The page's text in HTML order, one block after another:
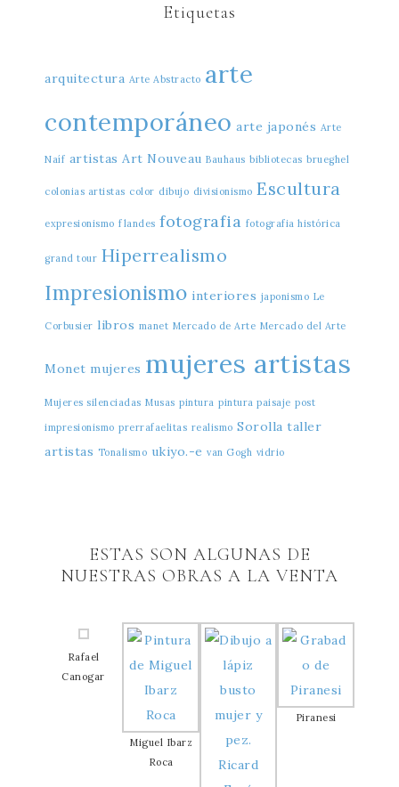
Etiquetas
arquitectura Arte Abstracto arte
contemporáneo arte japonés Arte
Naíf artistas Art Nouveau Bauhaus bibliotecas brueghel
colonias artistas color dibujo divisionismo Escultura
expresionismo flandes fotografia fotografia histórica
grand tour Hiperrealismo
Impresionismo interiores japonismo Le
Corbusier libros manet Mercado de Arte Mercado del Arte
Monet mujeres mujeres artistas
Mujeres silenciadas Musas pintura pintura paisaje post
impresionismo prerrafaelitas realismo Sorolla taller
artistas Tonalismo ukiyo.-e van Gogh vidrio
ESTAS SON ALGUNAS DE
NUESTRAS OBRAS A LA VENTA
Rafael
Canogar
Miguel Ibarz
Roca
Piranesi